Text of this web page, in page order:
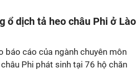
ổ dịch tả heo châu Phi ở Lào
báo cáo của ngành chuyên môn
Phi phát sinh tại 76 hộ chăn